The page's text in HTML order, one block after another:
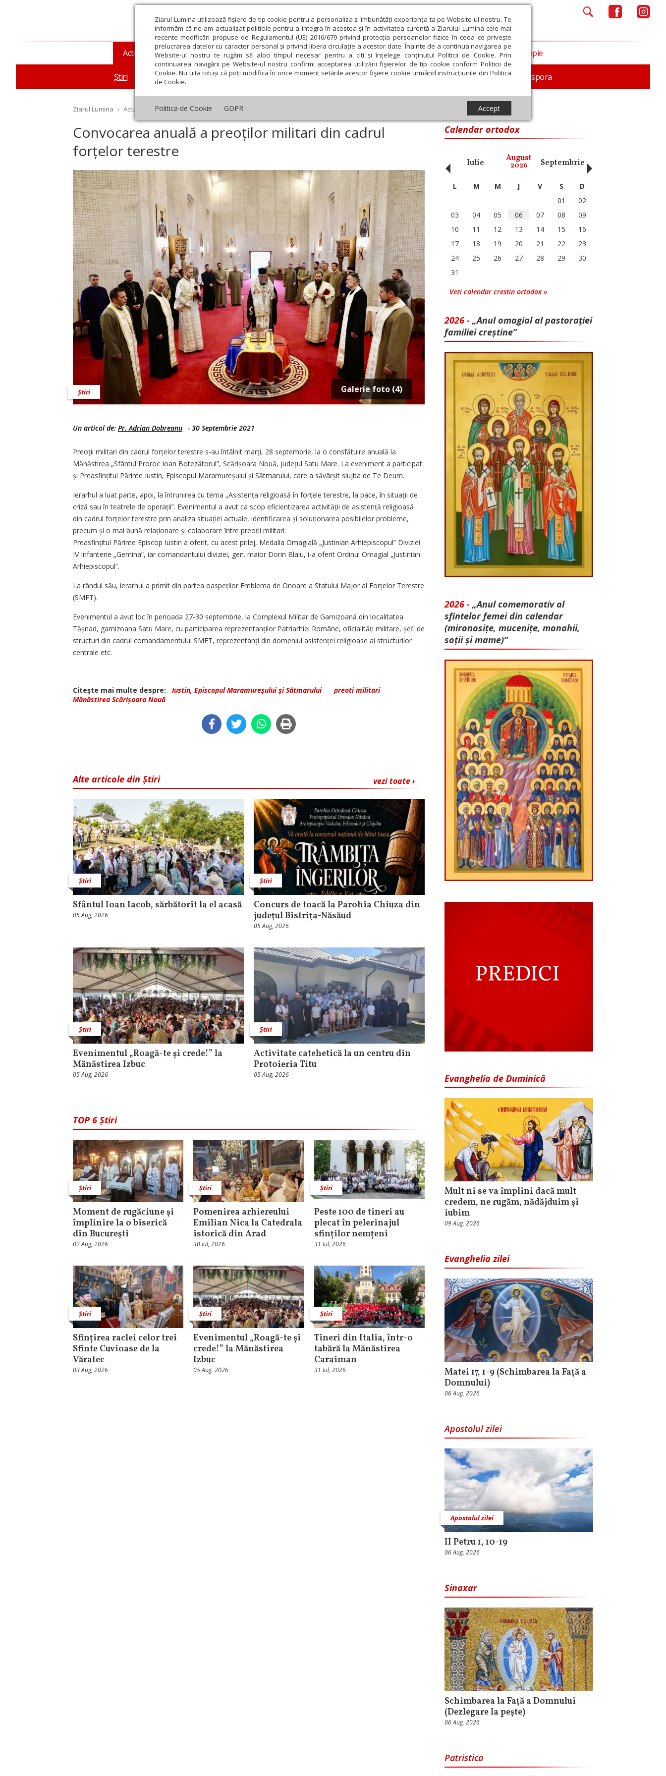
Ziarul Lumina utilizează fişiere de tip cookie pentru a personaliza și îmbunătăți experiența ta pe Website-ul nostru. Te
informăm că ne-am actualizat politicile pentru a integra în acestea și în activitatea curentă a Ziarului Lumina cele mai
recente modificări propuse de Regulamentul (UE) 2016/679 privind protecția persoanelor fizice în ceea ce privește
prelucrarea datelor cu caracter personal și privind libera circulație a acestor date. Înainte de a continua navigarea pe
Website-ul nostru te rugăm să aloci timpul necesar pentru a citi și înțelege conținutul Politicii de Cookie. Prin
continuarea navigării pe Website-ul nostru confirmi acceptarea utilizării fişierelor de tip cookie conform Politicii de
Cookie. Nu uita totuși că poți modifica în orice moment setările acestor fişiere cookie urmând instrucțiunile din Politica
de Cookie.
Politica de Cookie GDPR Accept
Actualitate religioasă
Știri Mesaje și cuvântări An omagial Comunicate de presă Documentar In memoriam Diaspora
Teologie și spiritualitate Educaţie și Cultură Societate Opinii Filantropie
Ziarul Lumina › Actualitate religioasă › Știri › Convocarea anuală a preoților militari din cadrul forțelor terestre
Convocarea anuală a preoților militari din cadrul
forțelor terestre
Galerie foto (4)
Știri
Un articol de: Pr. Adrian Dobreanu - 30 Septembrie 2021
Preoții militari din cadrul forțelor terestre s-au întâlnit marți, 28 septembrie, la o consfătuire anuală la
Mănăstirea „Sfântul Proroc Ioan Botezătorul”, Scă­rișoara Nouă, județul Satu Mare. La eveniment a participat
și Preasfințitul Părinte Iustin, Episcopul Maramureșului și Sătmarului, care a săvârșit slujba de Te Deum.
Ierarhul a luat parte, apoi, la întrunirea cu tema „Asistența religioasă în forțele terestre, la pace, în situații de
criză sau în teatrele de operații”. Evenimentul a avut ca scop eficientizarea activității de asistență religioasă
din cadrul forțelor terestre prin analiza situa­ției actuale, identificarea și soluțio­narea posibilelor probleme,
precum și o mai bună relaționare și colaborare între preoții militari.
Preasfințitul Părinte Episcop Iustin a oferit, cu acest prilej, Medalia Omagială „Justinian Arhi­episcopul” Diviziei
IV Infanterie „Gemina”, iar comandantului divi­ziei, gen. maior Dorin Blaiu, i-a ofe­rit Ordinul Omagial „Justinian
Arhiepiscopul”.
La rândul său, ierarhul a primit din partea oaspeților Emblema de Onoare a Statului Major al For­țe­lor Terestre
(SMFT).
Evenimentul a avut loc în perioada 27-30 septembrie, la Complexul Militar de Garnizoană din localitatea
Tășnad, garnizoana Satu Mare, cu participarea repre­zen­tanților Patriarhiei Române, oficia­lități militare, șefi de
structuri din cadrul comandamentului SMFT, reprezentanți din domeniul asistenței religioase ai structurilor
centrale etc.
Citeşte mai multe despre: Iustin, Episcopul Maramureşului şi Sătmarului- preoti militari-
Mănăstirea Scărișoara Nouă
vezi toate ›
Alte articole din Știri
Știri
Sfântul Ioan Iacob, sărbătorit la el acasă
05 Aug, 2026
Știri
​Concurs de toacă la Parohia Chiuza din
judeţul Bistriţa-Năsăud
05 Aug, 2026
Știri
Evenimentul „Roagă-te și crede!” la
Mănăstirea Izbuc
05 Aug, 2026
Știri
Activitate catehetică la un centru din
Protoieria Titu
05 Aug, 2026
TOP 6 Știri
Știri
Moment de rugăciune şi
împlinire la o biserică
din Bucureşti
02 Aug, 2026
Știri
Pomenirea arhiereului
Emilian Nica la Catedrala
istorică din Arad
30 Iul, 2026
Știri
Peste 100 de tineri au
plecat în pelerinajul
sfinților nemțeni
31 Iul, 2026
Știri
Sfințirea raclei celor trei
Sfinte Cuvioase de la
Văratec
03 Aug, 2026
Știri
Evenimentul „Roagă-te și
crede!” la Mănăstirea
Izbuc
05 Aug, 2026
Știri
Tineri din Italia, într-o
tabără la Mănăstirea
Caraiman
31 Iul, 2026
Calendar ortodox
Octombrie Iulie August
2026 Septembrie Octombrie
‹ L M M J V S
D
01
02
03
04 05 06 07 08
09
10
11 12 13 14 15
16
17
18 19 20 21 22
23
24
25 26 27 28 29
30
31
Vezi calendar crestin ortodox »
2026 - „Anul omagial al pastorației
familiei creștine”
2026 - „Anul comemorativ al
sfintelor femei din calendar
(mironosițe, mu­cenițe, monahii,
soții și mame)”
Evanghelia de Duminică
Mult ni se va împlini dacă mult
credem, ne rugăm, nădăjduim și
iubim
09 Aug, 2026
Evanghelia zilei
Matei 17, 1-9 (Schimbarea la Față a
Domnului)
06 Aug, 2026
Apostolul zilei
Apostolul zilei
II Petru 1, 10-19
06 Aug, 2026
Sinaxar
Schimbarea la Faţă a Domnului
(Dezlegare la peşte)
06 Aug, 2026
Patristica